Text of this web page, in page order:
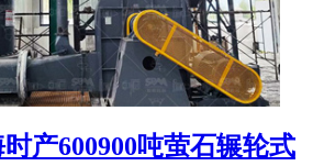
产600900吨萤石辗轮式